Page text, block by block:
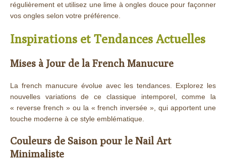
régulièrement et utilisez une lime à ongles douce pour façonner
vos ongles selon votre préférence.
Inspirations et Tendances Actuelles
Mises à Jour de la French Manucure
La french manucure évolue avec les tendances. Explorez les
nouvelles variations de ce classique intemporel, comme la
« reverse french » ou la « french inversée », qui apportent une
touche moderne à ce style emblématique.
Couleurs de Saison pour le Nail Art
Minimaliste